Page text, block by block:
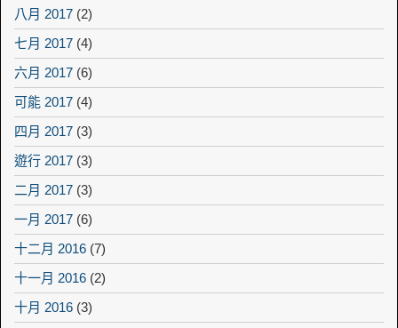
八月 2017 (2)
七月 2017 (4)
六月 2017 (6)
可能 2017 (4)
四月 2017 (3)
遊行 2017 (3)
二月 2017 (3)
一月 2017 (6)
十二月 2016 (7)
十一月 2016 (2)
十月 2016 (3)